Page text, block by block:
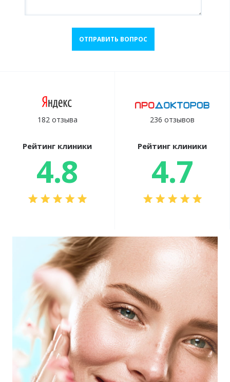
ОТПРАВИТЬ ВОПРОС
182 отзыва
Рейтинг клиники
4.8
236 отзывов
Рейтинг клиники
4.7